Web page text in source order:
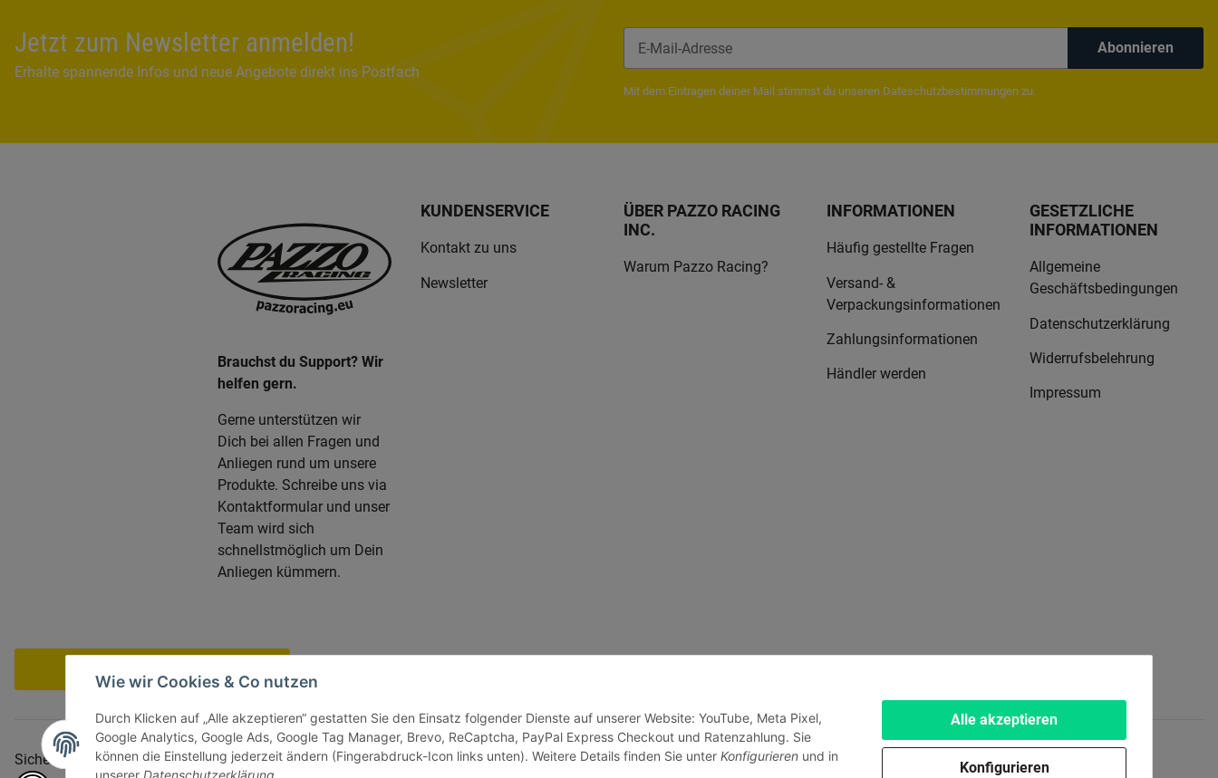
Alle akzeptieren
Konfigurieren
Wie wir Cookies & Co nutzen
Durch Klicken auf „Alle akzeptieren“ gestatten Sie den Einsatz folgender Dienste auf unserer Website: YouTube, Meta Pixel,
Google Analytics, Google Ads, Google Tag Manager, Brevo, ReCaptcha, PayPal Express Checkout und Ratenzahlung. Sie
können die Einstellung jederzeit ändern (Fingerabdruck-Icon links unten). Weitere Details finden Sie unter Konfigurieren und in
unserer Datenschutzerklärung
Jetzt zum Newsletter anmelden!
Erhalte spannende Infos und neue Angebote direkt ins Postfach
Abonnieren
Mit dem Eintragen deiner Mail stimmst du unseren Dateschutzbestimmungen zu.
Brauchst du Support? Wir
helfen gern.
Gerne unterstützen wir
Dich bei allen Fragen und
Anliegen rund um unsere
Produkte. Schreibe uns via
Kontaktformular und unser
Team wird sich
schnellstmöglich um Dein
Anliegen kümmern.
KUNDENSERVICE
Kontakt zu uns
Newsletter
ÜBER PAZZO RACING
INC.
Warum Pazzo Racing?
INFORMATIONEN
Häufig gestellte Fragen
Versand- &
Verpackungsinformationen
Zahlungsinformationen
Händler werden
GESETZLICHE
INFORMATIONEN
Allgemeine
Geschäftsbedingungen
Datenschutzerklärung
Widerrufsbelehrung
Impressum
Sicher bezahlen via: